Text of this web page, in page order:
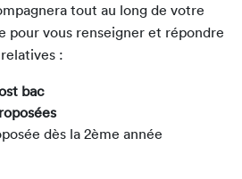
tout au long de votre
pour vous renseigner et répondre
:
bac
dès la 2ème année